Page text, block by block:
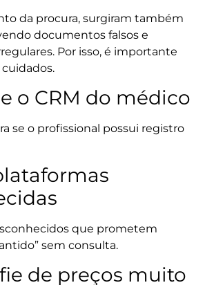
da procura, surgiram também
documentos falsos e
Por isso, é importante
o CRM do médico
se o profissional possui registro
que prometem
sem consulta.
de preços muito